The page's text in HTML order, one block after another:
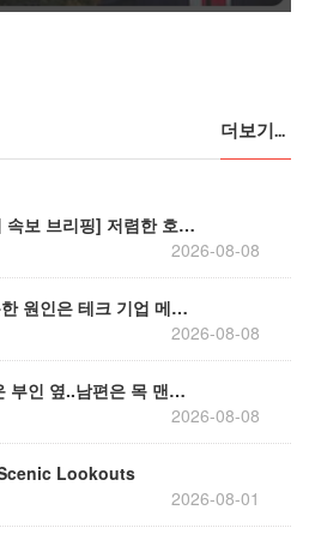
더보기...
한 호주산 소고기 유입으로 시장 술렁
2026-08-08
운티(Sturgeon County)에 약 130억 달러(한화 약 18조 원) 규모의 초거대 AI 데
2026-08-08
옆..남편은 목 맨채 발견
2026-08-08
Lookouts
2026-08-01